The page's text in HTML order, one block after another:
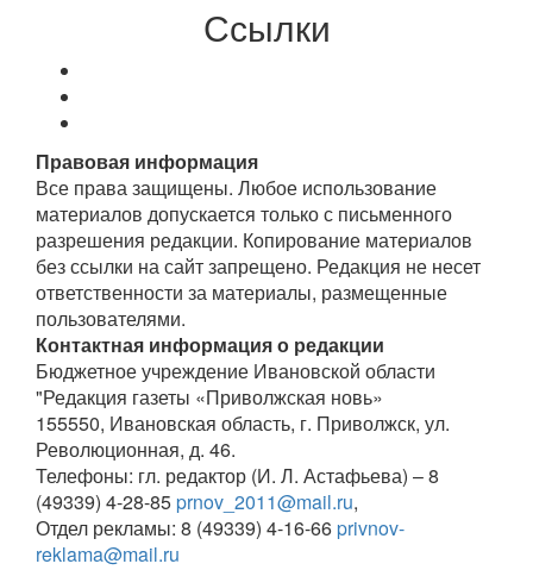
Ссылки
Правовая информация
Все права защищены. Любое использование
материалов допускается только с письменного
разрешения редакции. Копирование материалов
без ссылки на сайт запрещено. Редакция не несет
ответственности за материалы, размещенные
пользователями.
Контактная информация о редакции
Бюджетное учреждение Ивановской области
"Редакция газеты «Приволжская новь»
155550, Ивановская область, г. Приволжск, ул.
Революционная, д. 46.
Телефоны: гл. редактор (И. Л. Астафьева) – 8
(49339) 4-28-85prnov_2011@mail.ru,
Отдел рекламы: 8 (49339) 4-16-66privnov-
reklama@mail.ru